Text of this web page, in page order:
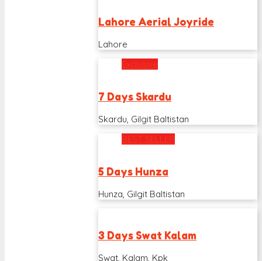
Lahore Aerial Joyride
Lahore
Exclusive
7 Days Skardu
Skardu, Gilgit Baltistan
BEST SELLER
5 Days Hunza
Hunza, Gilgit Baltistan
3 Days Swat Kalam
Swat, Kalam, Kpk